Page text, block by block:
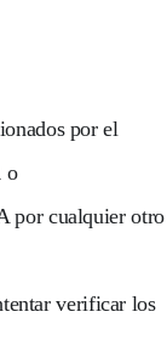
por el
o
por cualquier otro
verificar los